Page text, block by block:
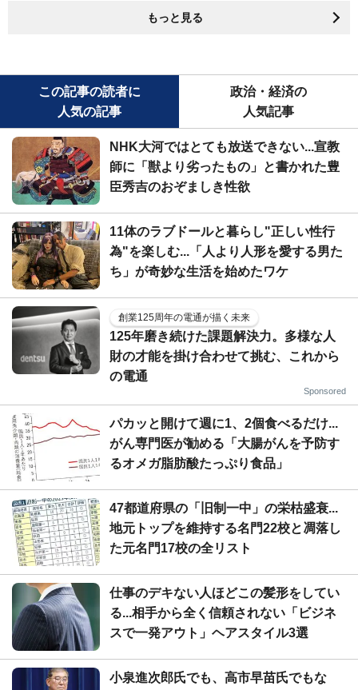
もっと見る
この記事の読者に
人気の記事
政治・経済の
人気記事
NHK大河ではとても放送できない...宣教
師に「獣より劣ったもの」と書かれた豊
臣秀吉のおぞましき性欲
11体のラブドールと暮らし"正しい性行
為"を楽しむ...「人より人形を愛する男た
ち」が奇妙な生活を始めたワケ
創業125周年の電通が描く未来
125年磨き続けた課題解決力。多様な人
財の才能を掛け合わせて挑む、これから
の電通
Sponsored
パカッと開けて週に1、2個食べるだけ...
がん専門医が勧める「大腸がんを予防す
るオメガ脂肪酸たっぷり食品」
47都道府県の「旧制一中」の栄枯盛衰...
地元トップを維持する名門22校と凋落し
た元名門17校の全リスト
仕事のデキない人ほどこの髪形をしてい
る...相手から全く信頼されない「ビジネ
スで一発アウト」ヘアスタイル3選
小泉進次郎氏でも、高市早苗氏でもな